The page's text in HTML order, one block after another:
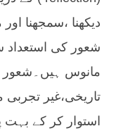
دیکھنا ،سمجھنا
شعور کی
مانوس ہیں۔شعور
تاریخی،غیر
استوار کر کے